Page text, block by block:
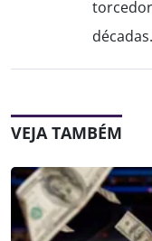
décadas.
VEJA TAMBÉM